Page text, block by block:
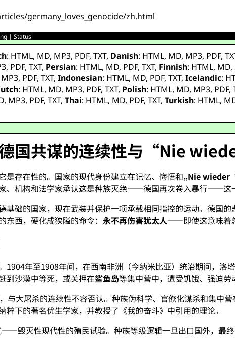
germany_loves_genocide/zh.html
|Status
: HTML, MD, MP3, PDF,TXT, Danish: HTML, MD, MP3, PDF,
, PDF,TXT, Persian: HTML, MD, PDF,TXT, Finnish: HTML, MD,
MP3, PDF,TXT,Indonesian: HTML, MD, PDF,TXT,Icelandic:
: HTML, MD, MP3, PDF,TXT, Polish: HTML, MD, MP3, PDF,
, MP3, PDF,TXT,Thai: HTML, MD, PDF,TXT,Turkish: HTML,
国共谋的连续性与“Nie
是存在性的。国家的现代身份建立在记忆、悔悟和„Nie
机构和法学家承认这是种族灭绝——德国再次卷入暴行——这
基础的国家，现在武装并保护一项承载相同指控的运动。德国
东西，硬化成狭隘的命令：永不再伤害犹太人——即使这意味着
1904年至1908年间，在西南非洲（今纳米比亚）统治期间，
到沙漠中等死，或关押在鲨鱼岛等集中营中，遭受饥饿、强迫劳
，与大屠杀的连续性不容否认。种族伪科学、官僚化谋杀和集中
下的著名优生学家，并教授了《我的奋斗》中引用的理论。
毁灭性现代性的殖民试验。种族等级逻辑一旦出口国外，最终